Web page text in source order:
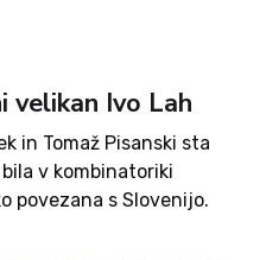
velikan Ivo Lah
in Tomaž Pisanski sta
v kombinatoriki
povezana s Slovenijo.